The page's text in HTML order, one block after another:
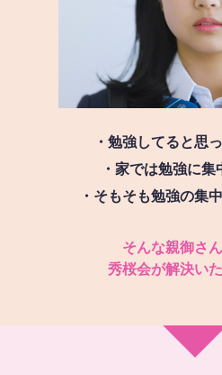
・勉強してると思
・家では勉強に
・そもそも勉強の集
そんな親御さ
秀桜会が解決い